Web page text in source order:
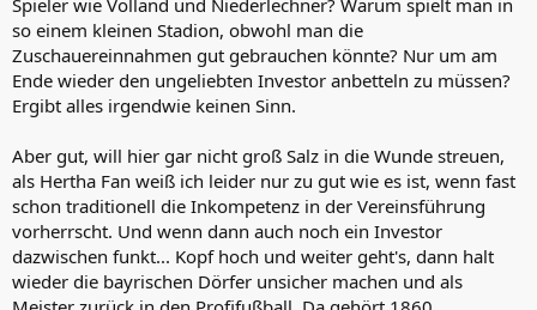
so einem kleinen Stadion, obwohl man die
Zuschauereinnahmen gut gebrauchen könnte? Nur um am
Ende wieder den ungeliebten Investor anbetteln zu müssen?
Ergibt alles irgendwie keinen Sinn.
Aber gut, will hier gar nicht groß Salz in die Wunde streuen,
als Hertha Fan weiß ich leider nur zu gut wie es ist, wenn fast
schon traditionell die Inkompetenz in der Vereinsführung
vorherrscht. Und wenn dann auch noch ein Investor
dazwischen funkt... Kopf hoch und weiter geht's, dann halt
wieder die bayrischen Dörfer unsicher machen und als